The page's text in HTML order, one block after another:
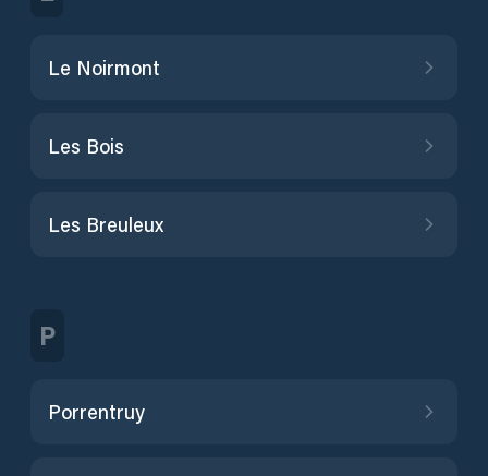
Le Noirmont
Les Bois
Les Breuleux
P
Porrentruy